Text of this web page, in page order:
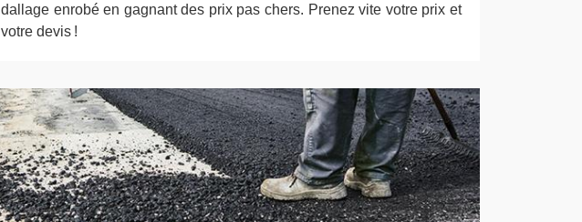
dallage enrobé en gagnant des prix pas chers. Prenez vite votre prix et
votre devis !